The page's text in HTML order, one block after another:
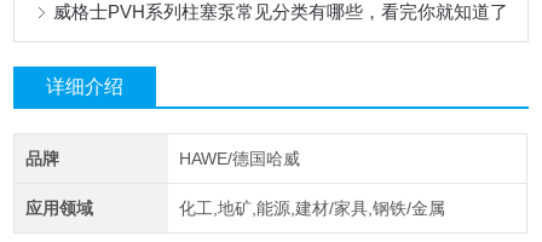
威格士PVH系列柱塞泵常见分类有哪些，看完你就知道了
详细介绍
品牌 HAWE/德国哈威
应用领域 化工,地矿,能源,建材/家具,钢铁/金属